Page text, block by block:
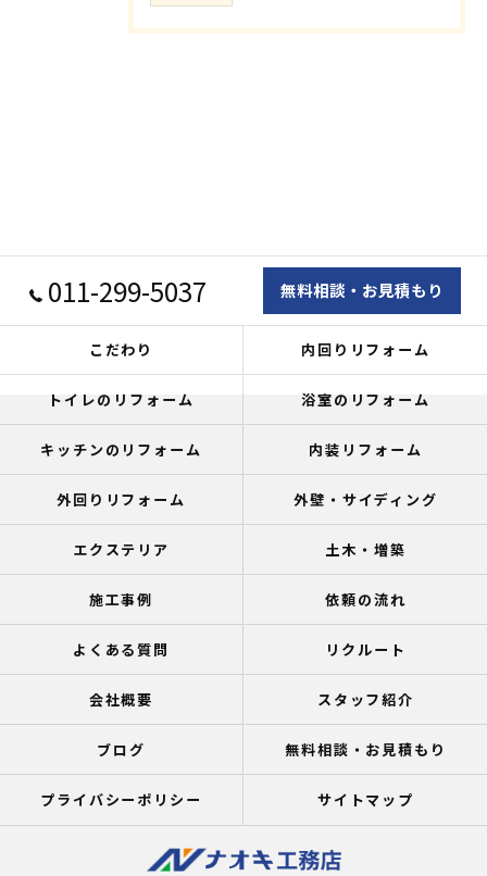
011-299-5037 無料相談・お見積もり
こだわり 内回りリフォーム
トイレのリフォーム 浴室のリフォーム
キッチンのリフォーム 内装リフォーム
外回りリフォーム 外壁・サイディング
エクステリア 土木・増築
施工事例 依頼の流れ
よくある質問 リクルート
会社概要 スタッフ紹介
ブログ 無料相談・お見積もり
プライバシーポリシー サイトマップ